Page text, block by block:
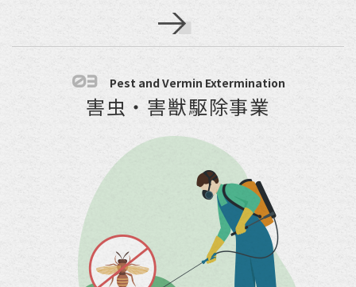
03 Pest and Vermin Extermination
害虫・害獣駆除事業